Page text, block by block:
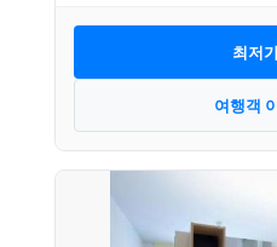
최저
여행객